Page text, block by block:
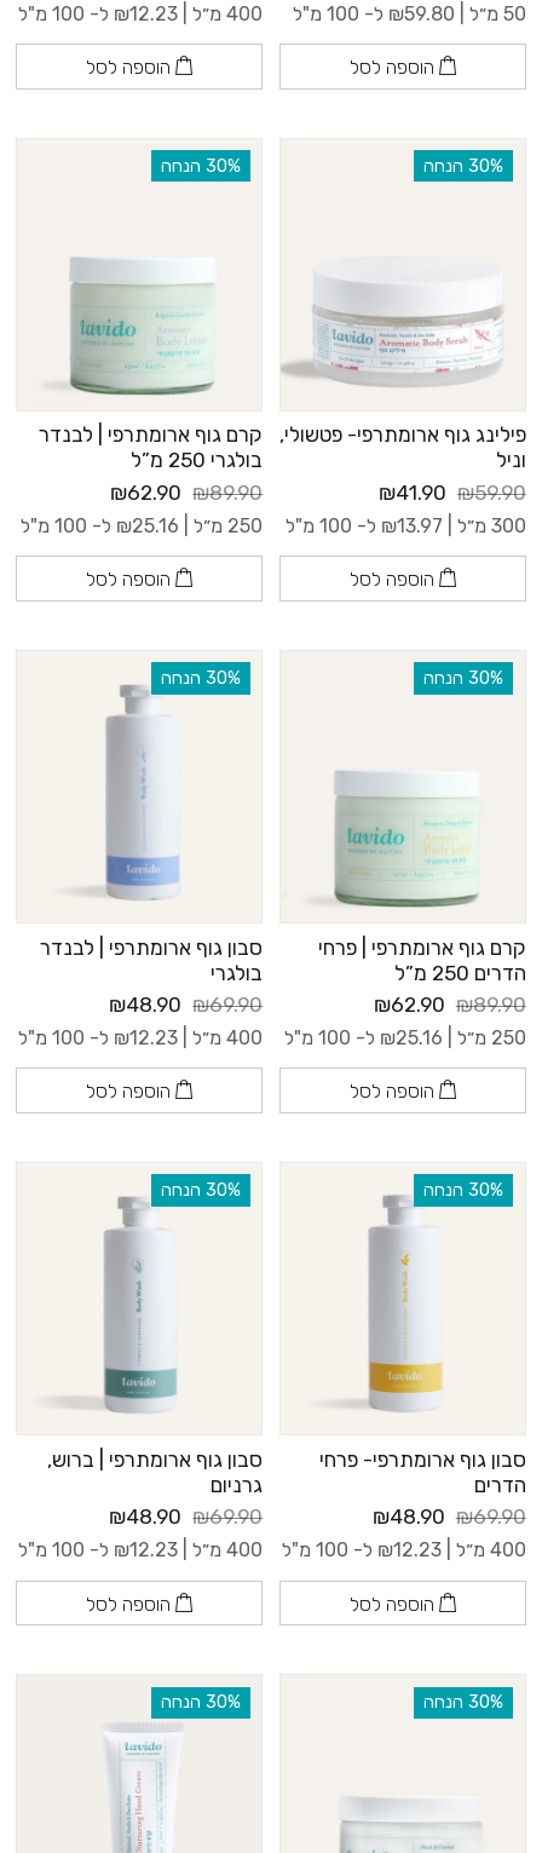
50 מ״ל | ₪59.80 ל- 100 מ"ל
הוספה לסל
400 מ״ל | ₪12.23 ל- 100 מ"ל
הוספה לסל
‫30% הנחה
פילינג גוף ארומתרפי- פטשולי,
וניל
₪59.90
₪41.90
300 מ״ל | ₪13.97 ל- 100 מ"ל
הוספה לסל
‫30% הנחה
קרם גוף ארומתרפי | לבנדר
בולגרי 250 מ”ל
₪89.90
₪62.90
250 מ״ל | ₪25.16 ל- 100 מ"ל
הוספה לסל
‫30% הנחה
קרם גוף ארומתרפי | פרחי
הדרים 250 מ”ל
₪89.90
₪62.90
250 מ״ל | ₪25.16 ל- 100 מ"ל
הוספה לסל
‫30% הנחה
סבון גוף ארומתרפי | לבנדר
בולגרי
₪69.90
₪48.90
400 מ״ל | ₪12.23 ל- 100 מ"ל
הוספה לסל
‫30% הנחה
סבון גוף ארומתרפי- פרחי
הדרים
₪69.90
₪48.90
400 מ״ל | ₪12.23 ל- 100 מ"ל
הוספה לסל
‫30% הנחה
סבון גוף ארומתרפי | ברוש,
גרניום
₪69.90
₪48.90
400 מ״ל | ₪12.23 ל- 100 מ"ל
הוספה לסל
‫30% הנחה ‫30% הנחה